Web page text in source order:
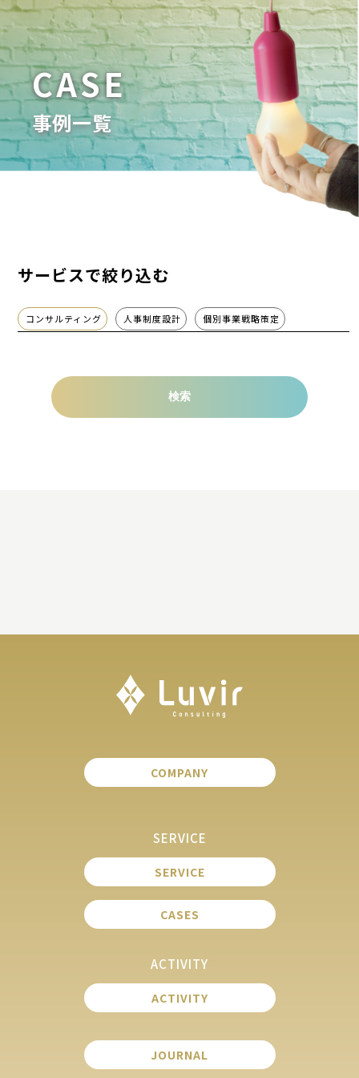
CASE
事例一覧
サービスで絞り込む
コンサルティング 人事制度設計 個別事業戦略策定
COMPANY
SERVICE
SERVICE
CASES
ACTIVITY
ACTIVITY
JOURNAL